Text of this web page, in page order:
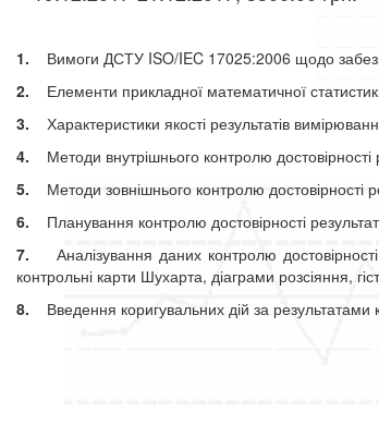
1. Вимоги ДСТУ ISO/IEC 17025:2006 щодо
2. Елементи прикладної математичної
3. Характеристики якості результатів
4. Методи внутрішнього контролю достовірності
5. Методи зовнішнього контролю достовірності
6. Планування контролю достовірності
7. Аналізування даних контролю достовірності
контрольні карти Шухарта, діаграми розсіяння,
8. Введення коригувальних дій за результатами